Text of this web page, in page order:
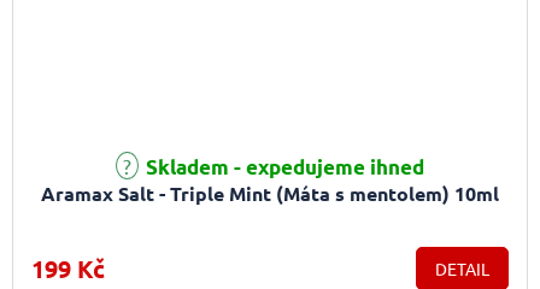
Aramax Salt - Triple Mint (Máta s mentolem) 10ml
Průměrné hodnocení produktu je 5,0 z 5 hvězdiček.
Skladem - expedujeme ihned
199 Kč DETAIL